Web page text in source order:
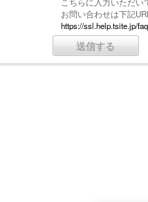
お問い合わせは下記
https://ssl.help.tsite.jp/